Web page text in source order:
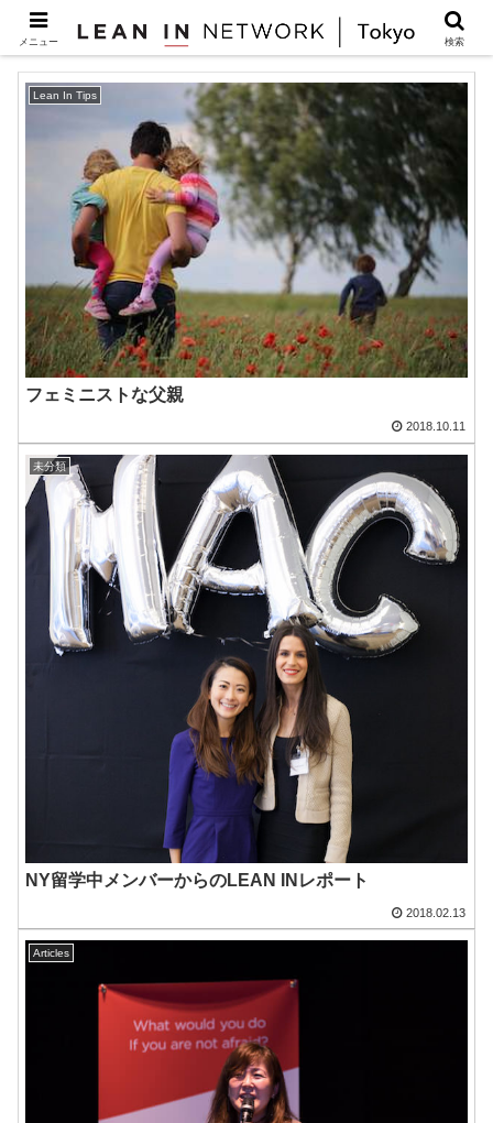
Tips
Lean In Tips
フェミニストな父親
2018.10.11
未分類
NY留学中メンバーからのLEAN INレポート
2018.02.13
Articles
メニュー 検索